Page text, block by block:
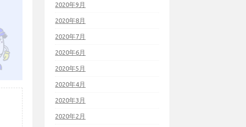
2020年9月
2020年8月
2020年7月
2020年6月
2020年5月
2020年4月
2020年3月
2020年2月